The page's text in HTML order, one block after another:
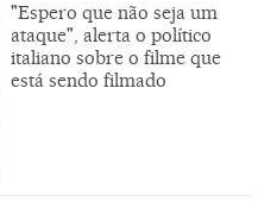
"Espero que não seja um
ataque", alerta o político
italiano sobre o filme que
está sendo filmado